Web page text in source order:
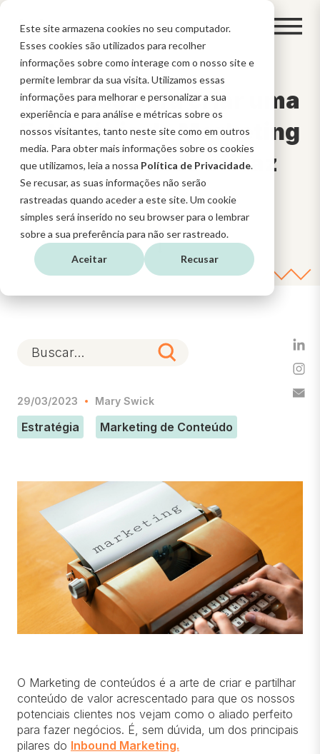
Este site armazena cookies no seu computador.
Esses cookies são utilizados para recolher
informações sobre como interage com o nosso site e
permite lembrar da sua visita. Utilizamos essas
informações para melhorar e personalizar a sua
experiência e para análise e métricas sobre os
nossos visitantes, tanto neste site como em outros
media. Para obter mais informações sobre os cookies
que utilizamos, leia a nossa Política de Privacidade.
Se recusar, as suas informações não serão
rastreadas quando aceder a este site. Um cookie
simples será inserido no seu browser para o lembrar
sobre a sua preferência para não ser rastreado.
Aceitar Recusar
7 passos para criar uma
Estratégia de Marketing
de Conteúdos eficaz
29/03/2023 Mary Swick
Estratégia Marketing de Conteúdo
O Marketing de conteúdos é a arte de criar e partilhar
conteúdo de valor acrescentado para que os nossos
potenciais clientes nos vejam como o aliado perfeito
para fazer negócios. É, sem dúvida, um dos principais
pilares do Inbound Marketing.